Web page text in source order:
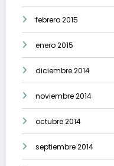
febrero 2015
enero 2015
diciembre 2014
noviembre 2014
octubre 2014
septiembre 2014